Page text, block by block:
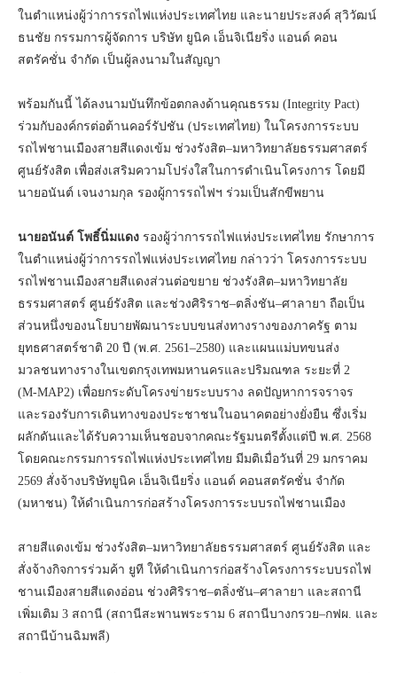
ในตำแหน่งผู้ว่าการรถไฟแห่งประเทศไทย และนายประสงค์ สุวิวัฒน์
ธนชัย กรรมการผู้จัดการ บริษัท ยูนิค เอ็นจิเนียริ่ง แอนด์ คอน
สตรัคชั่น จำกัด เป็นผู้ลงนามในสัญญา
พร้อมกันนี้ ได้ลงนามบันทึกข้อตกลงด้านคุณธรรม (Integrity Pact)
ร่วมกับองค์กรต่อต้านคอร์รัปชัน (ประเทศไทย) ในโครงการระบบ
รถไฟชานเมืองสายสีแดงเข้ม ช่วงรังสิต–มหาวิทยาลัยธรรมศาสตร์
ศูนย์รังสิต เพื่อส่งเสริมความโปร่งใสในการดำเนินโครงการ โดยมี
นายอนันต์ เจนงามกุล รองผู้การรถไฟฯ ร่วมเป็นสักขีพยาน
นายอนันต์ โพธิ์นิ่มแดง รองผู้ว่าการรถไฟแห่งประเทศไทย รักษาการ
ในตำแหน่งผู้ว่าการรถไฟแห่งประเทศไทย กล่าวว่า โครงการระบบ
รถไฟชานเมืองสายสีแดงส่วนต่อขยาย ช่วงรังสิต–มหาวิทยาลัย
ธรรมศาสตร์ ศูนย์รังสิต และช่วงศิริราช–ตลิ่งชัน–ศาลายา ถือเป็น
ส่วนหนึ่งของนโยบายพัฒนาระบบขนส่งทางรางของภาครัฐ ตาม
ยุทธศาสตร์ชาติ 20 ปี (พ.ศ. 2561–2580) และแผนแม่บทขนส่ง
มวลชนทางรางในเขตกรุงเทพมหานครและปริมณฑล ระยะที่ 2
(M‑MAP2) เพื่อยกระดับโครงข่ายระบบราง ลดปัญหาการจราจร
และรองรับการเดินทางของประชาชนในอนาคตอย่างยั่งยืน ซึ่งเริ่ม
ผลักดันและได้รับความเห็นชอบจากคณะรัฐมนตรีตั้งแต่ปี พ.ศ. 2568
โดยคณะกรรมการรถไฟแห่งประเทศไทย มีมติเมื่อวันที่ 29 มกราคม
2569 สั่งจ้างบริษัทยูนิค เอ็นจิเนียริ่ง แอนด์ คอนสตรัคชั่น จำกัด
(มหาชน) ให้ดำเนินการก่อสร้างโครงการระบบรถไฟชานเมือง
สายสีแดงเข้ม ช่วงรังสิต–มหาวิทยาลัยธรรมศาสตร์ ศูนย์รังสิต และ
สั่งจ้างกิจการร่วมค้า ยูที ให้ดำเนินการก่อสร้างโครงการระบบรถไฟ
ชานเมืองสายสีแดงอ่อน ช่วงศิริราช–ตลิ่งชัน–ศาลายา และสถานี
เพิ่มเติม 3 สถานี (สถานีสะพานพระราม 6 สถานีบางกรวย–กฟผ. และ
สถานีบ้านฉิมพลี)